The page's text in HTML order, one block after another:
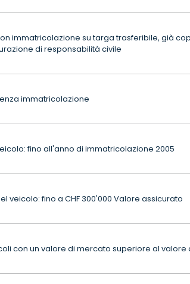
immatricolazione su targa trasferibile, già
di responsabilità civile
immatricolazione
fino all'anno di immatricolazione 2005
veicolo: fino a CHF 300'000 Valore assicurato
con un valore di mercato superiore al